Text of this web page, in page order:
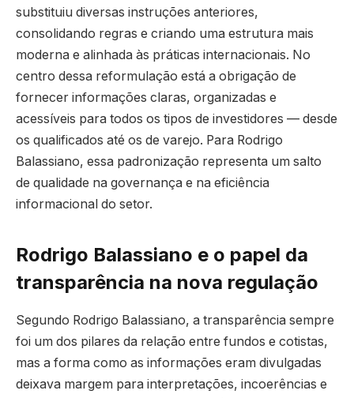
substituiu diversas instruções anteriores,
consolidando regras e criando uma estrutura mais
moderna e alinhada às práticas internacionais. No
centro dessa reformulação está a obrigação de
fornecer informações claras, organizadas e
acessíveis para todos os tipos de investidores — desde
os qualificados até os de varejo. Para Rodrigo
Balassiano, essa padronização representa um salto
de qualidade na governança e na eficiência
informacional do setor.
Rodrigo Balassiano e o papel da
transparência na nova regulação
Segundo Rodrigo Balassiano, a transparência sempre
foi um dos pilares da relação entre fundos e cotistas,
mas a forma como as informações eram divulgadas
deixava margem para interpretações, incoerências e